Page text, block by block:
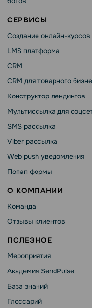
СЕРВИСЫ
Создание онлайн-курсов
LMS платформа
CRM
CRM для товарного
Конструктор лендингов
Мультиссылка для
SMS рассылка
Viber рассылка
Web push уведомления
Попап формы
О КОМПАНИИ
Команда
Отзывы клиентов
ПОЛЕЗНОЕ
Мероприятия
Академия SendPulse
База знаний
Глоссарий